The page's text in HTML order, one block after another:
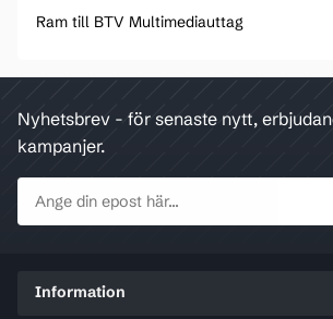
Ram till BTV Multimediauttag
Nyhetsbrev - för senaste nytt,
kampanjer.
Information